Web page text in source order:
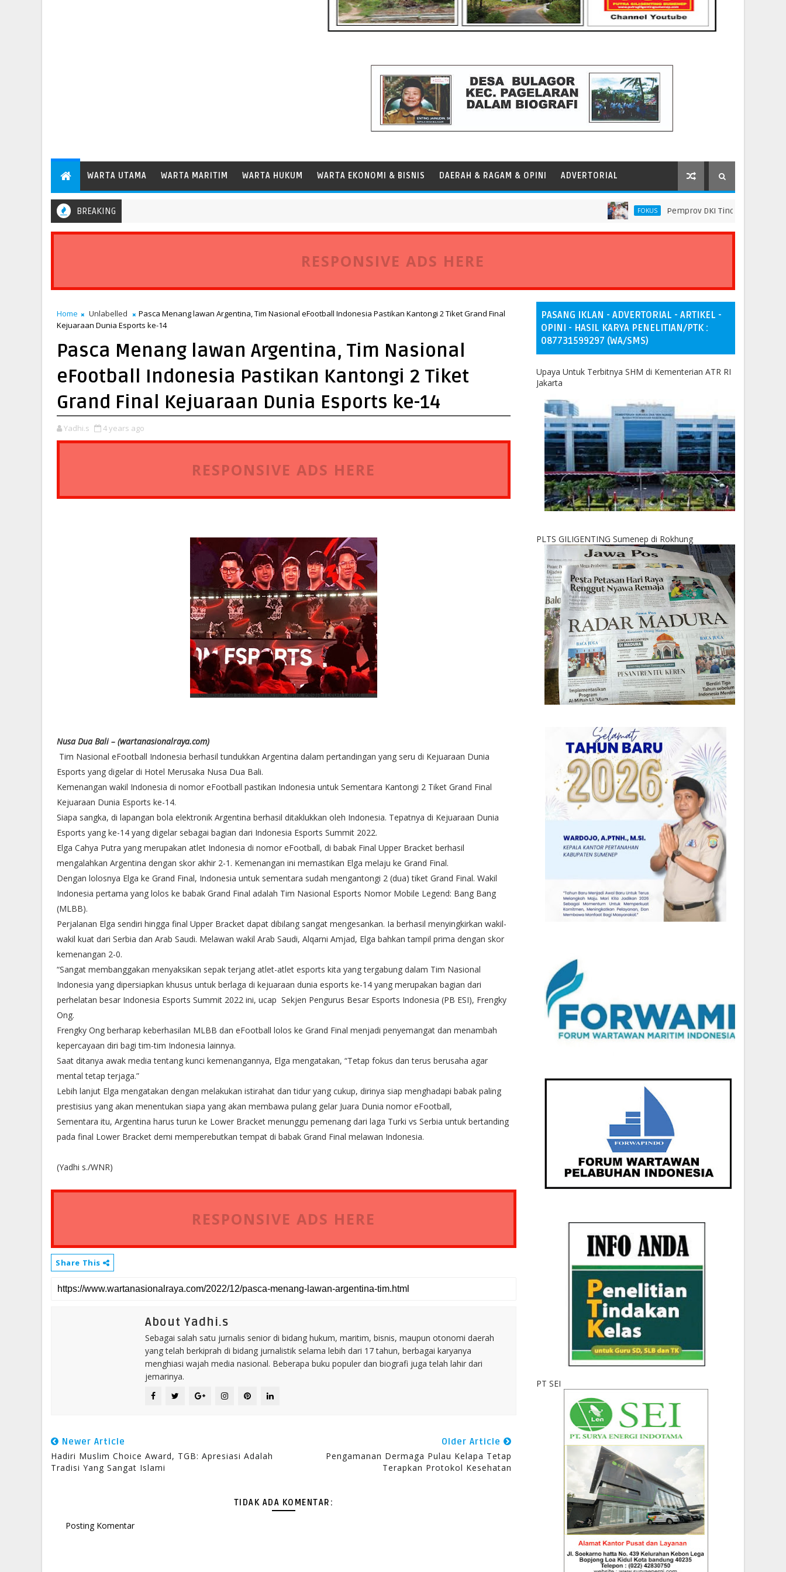
WARTA UTAMA WARTA MARITIM WARTA HUKUM WARTA EKONOMI & BISNIS DAERAH & RAGAM & OPINI ADVERTORIAL
BREAKING FOKUS Pemprov DKI Tindak Seluruh Rantai
RESPONSIVE ADS HERE
Home Unlabelled
Pasca Menang lawan Argentina, Tim Nasional eFootball Indonesia Pastikan Kantongi 2 Tiket Grand Final
Kejuaraan Dunia Esports ke-14
Pasca Menang lawan Argentina, Tim Nasional
eFootball Indonesia Pastikan Kantongi 2 Tiket
Grand Final Kejuaraan Dunia Esports ke-14
Yadhi.s 4 years ago
RESPONSIVE ADS HERE
Nusa Dua Bali – (wartanasionalraya.com)
Tim Nasional eFootball Indonesia berhasil tundukkan Argentina dalam pertandingan yang seru di Kejuaraan Dunia
Esports yang digelar di Hotel Merusaka Nusa Dua Bali.
Kemenangan wakil Indonesia di nomor eFootball pastikan Indonesia untuk Sementara Kantongi 2 Tiket Grand Final
Kejuaraan Dunia Esports ke-14.
Siapa sangka, di lapangan bola elektronik Argentina berhasil ditaklukkan oleh Indonesia. Tepatnya di Kejuaraan Dunia
Esports yang ke-14 yang digelar sebagai bagian dari Indonesia Esports Summit 2022.
Elga Cahya Putra yang merupakan atlet Indonesia di nomor eFootball, di babak Final Upper Bracket berhasil
mengalahkan Argentina dengan skor akhir 2-1. Kemenangan ini memastikan Elga melaju ke Grand Final.
Dengan lolosnya Elga ke Grand Final, Indonesia untuk sementara sudah mengantongi 2 (dua) tiket Grand Final. Wakil
Indonesia pertama yang lolos ke babak Grand Final adalah Tim Nasional Esports Nomor Mobile Legend: Bang Bang
(MLBB).
Perjalanan Elga sendiri hingga final Upper Bracket dapat dibilang sangat mengesankan. Ia berhasil menyingkirkan wakil-
wakil kuat dari Serbia dan Arab Saudi. Melawan wakil Arab Saudi, Alqarni Amjad, Elga bahkan tampil prima dengan skor
kemenangan 2-0.
“Sangat membanggakan menyaksikan sepak terjang atlet-atlet esports kita yang tergabung dalam Tim Nasional
Indonesia yang dipersiapkan khusus untuk berlaga di kejuaraan dunia esports ke-14 yang merupakan bagian dari
perhelatan besar Indonesia Esports Summit 2022 ini, ucap Sekjen Pengurus Besar Esports Indonesia (PB ESI), Frengky
Ong.
Frengky Ong berharap keberhasilan MLBB dan eFootball lolos ke Grand Final menjadi penyemangat dan menambah
kepercayaan diri bagi tim-tim Indonesia lainnya.
Saat ditanya awak media tentang kunci kemenangannya, Elga mengatakan, “Tetap fokus dan terus berusaha agar
mental tetap terjaga.”
Lebih lanjut Elga mengatakan dengan melakukan istirahat dan tidur yang cukup, dirinya siap menghadapi babak paling
prestisius yang akan menentukan siapa yang akan membawa pulang gelar Juara Dunia nomor eFootball,
Sementara itu, Argentina harus turun ke Lower Bracket menunggu pemenang dari laga Turki vs Serbia untuk bertanding
pada final Lower Bracket demi memperebutkan tempat di babak Grand Final melawan Indonesia.
(Yadhi s./WNR)
RESPONSIVE ADS HERE
Share This
About Yadhi.s
Sebagai salah satu jurnalis senior di bidang hukum, maritim, bisnis, maupun otonomi daerah
yang telah berkiprah di bidang jurnalistik selama lebih dari 17 tahun, berbagai karyanya
menghiasi wajah media nasional. Beberapa buku populer dan biografi juga telah lahir dari
jemarinya.
Newer Article
Hadiri Muslim Choice Award, TGB: Apresiasi Adalah
Tradisi Yang Sangat Islami
Older Article
Pengamanan Dermaga Pulau Kelapa Tetap
Terapkan Protokol Kesehatan
TIDAK ADA KOMENTAR:
Posting Komentar
PASANG IKLAN - ADVERTORIAL - ARTIKEL -
OPINI - HASIL KARYA PENELITIAN/PTK :
087731599297 (WA/SMS)
Upaya Untuk Terbitnya SHM di Kementerian ATR RI
Jakarta
PLTS GILIGENTING Sumenep di Rokhung
PT SEI